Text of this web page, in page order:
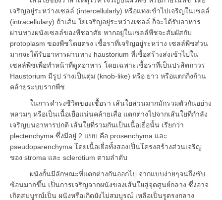
เจริญอยู่ระหว่างเซลล์ (intercellularly) หรือแทงเข้าไปเจริญในเซลล์
(intracellulary) ถ้าเส้น ใยเจริญอยู่ระหว่างเซลล์ ก็จะได้รับอาหาร
ผ่านทางผนังเซลล์ของพืชอาศัย หากอยู่ในเซลล์พืชจะสัมผัสกับ
protoplasm ของพืชโดยตรง เชื้อราที่เจริญอยู่ระหว่าง เซลล์พืชส่วน
มากจะได้รับอาหารผ่านทาง haustorium ที่เชื้อสร้างส่งเข้าไปใน
เซลล์พืชเพื่อทำหน้าที่ดูดอาหาร โดยเฉพาะเชื้อราที่เป็นปรสิตถาวร
Haustorium มีรูป ร่างเป็นตุ่ม (knob-like) หรือ ยาว หรือแตกกิ่งก้าน
คล้ายระบบรากพืช
ในการดำรงชีวิตของเชื้อรา เส้นใยส่วนมากมักรวมตัวกันอย่าง
หลวมๆ หรือเป็นเนื้อเยื่อแน่นคล้ายเสื่อ แตกต่างไปจากเส้นใยที่กำลัง
เจริญบนอาหารปกติ เส้นใยที่รวมกันเป็นเนื้อเยื่อนั้น เรียกว่า
plectenchyma ซึ่งมีอยู่ 2 แบบ คือ prosenchyma และ
pseudoparenchyma โดยเนื้อเยื่อทั้งสองเป็นโครงสร้างส่วนเจริญ
ของ stroma และ sclerotium ตามลำดับ
ผนังกั้นมีลักษณะที่แตกต่างกันออกไป จากแบบง่ายๆจนถึงซับ
ซ้อนมากขึ้น เป็นการเจริญจากผนังของเส้นใยสู่จุดศูนย์กลาง ซึ่งอาจ
เกิดสมบูรณ์เป็น ผนังหรือเกิดยังไม่สมบูรณ์ เหลือเป็นรูตรงกลาง